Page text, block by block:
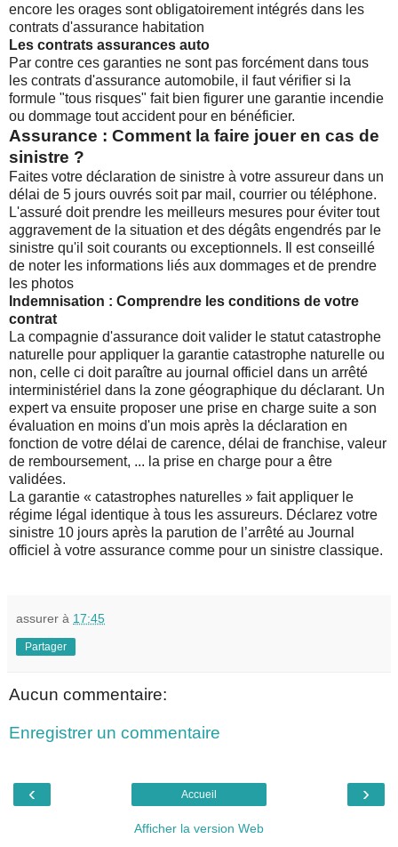
encore les orages sont obligatoirement intégrés dans les
contrats d'assurance habitation
Les contrats assurances auto
Par contre ces garanties ne sont pas forcément dans tous
les contrats d'assurance automobile, il faut vérifier si la
formule "tous risques" fait bien figurer une garantie incendie
ou dommage tout accident pour en bénéficier.
Assurance : Comment la faire jouer en cas de
sinistre ?
Faites votre déclaration de sinistre à votre assureur dans un
délai de 5 jours ouvrés soit par mail, courrier ou téléphone.
L'assuré doit prendre les meilleurs mesures pour éviter tout
aggravement de la situation et des dégâts engendrés par le
sinistre qu'il soit courants ou exceptionnels. Il est conseillé
de noter les informations liés aux dommages et de prendre
les photos
Indemnisation : Comprendre les conditions de votre
contrat
La compagnie d'assurance doit valider le statut catastrophe
naturelle pour appliquer la garantie catastrophe naturelle ou
non, celle ci doit paraître au journal officiel dans un arrêté
interministériel dans la zone géographique du déclarant. Un
expert va ensuite proposer une prise en charge suite a son
évaluation en moins d'un mois après la déclaration en
fonction de votre délai de carence, délai de franchise, valeur
de remboursement, ... la prise en charge pour a être
validées.
La garantie « catastrophes naturelles » fait appliquer le
régime légal identique à tous les assureurs. Déclarez votre
sinistre 10 jours après la parution de l’arrêté au Journal
officiel à votre assurance comme pour un sinistre classique.
assurer à 17:45
Partager
Aucun commentaire:
Enregistrer un commentaire
‹ ›
Accueil
Afficher la version Web